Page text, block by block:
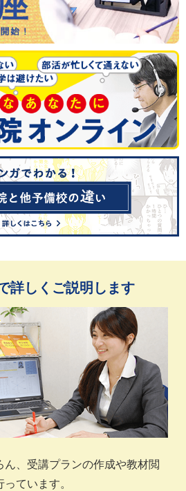
詳しくご説明します
ん、受講プランの作成や教材閲
ています。